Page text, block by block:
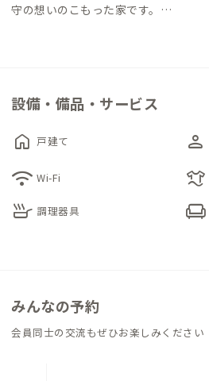
守の想いのこもった家です。
1階にリビング・ダイニング・キッチ
隣接していない間取りとなっています。
各個室は、長期滞在や荷物が多い方
されております。明るい自然光が入
も快適に行えそうです。
設備・備品・サービス
home 戸建て person
wifi Wi-Fi laundry
skillet 調理器具 chair
みんなの予約
会員同士の交流もぜひお楽しみください